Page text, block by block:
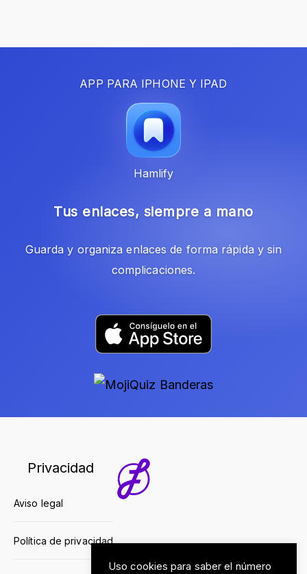
APP PARA IPHONE Y IPAD
Hamlify
Tus enlaces, siempre a mano
Guarda y organiza enlaces de forma rápida y sin
complicaciones.
Privacidad
Aviso legal
Política de privacidad
Uso cookies para saber el número